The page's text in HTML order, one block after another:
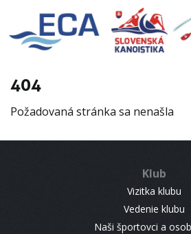
404
Požadovaná stránka sa nenašla
Klub
Vizitka klubu
Vedenie klubu
Naši športovci a
EURO 19
INFO
RESULTS
CONTACT